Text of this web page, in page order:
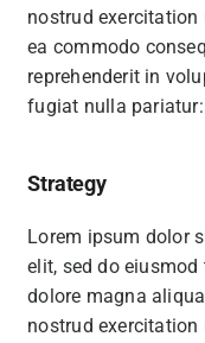
nostrud
ea commodo
reprehenderit in
fugiat nulla pariatur:
Strategy
Lorem ipsum dolor
elit, sed do
dolore magna
nostrud